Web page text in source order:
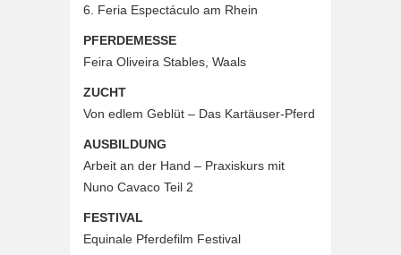
6. Feria Espectáculo am Rhein
PFERDEMESSE
Feira Oliveira Stables, Waals
ZUCHT
Von edlem Geblüt – Das Kartäuser-Pferd
AUSBILDUNG
Arbeit an der Hand – Praxiskurs mit
Nuno Cavaco Teil 2
FESTIVAL
Equinale Pferdefilm Festival